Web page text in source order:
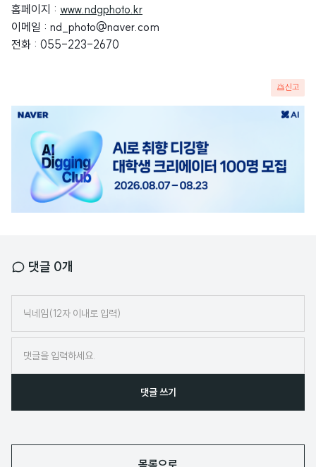
홈페이지 : www.ndgphoto.kr
이메일 : nd_photo@naver.com
전화 : 055-223-2670
신고
광
댓글 0개
임
댓글 쓰기